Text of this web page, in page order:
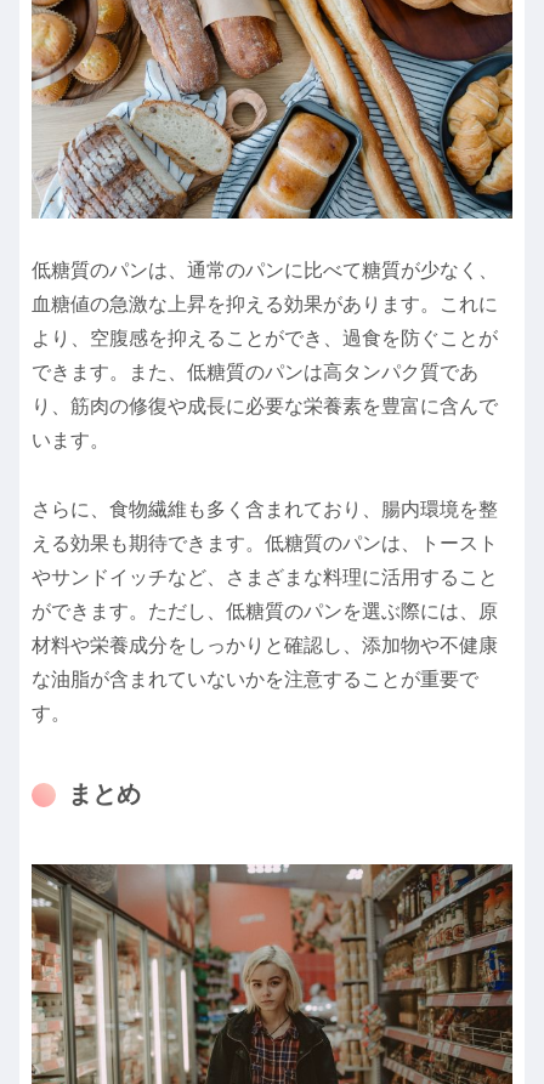
低糖質のパンは、通常のパンに比べて糖質が少なく、
血糖値の急激な上昇を抑える効果があります。これに
より、空腹感を抑えることができ、過食を防ぐことが
できます。また、低糖質のパンは高タンパク質であ
り、筋肉の修復や成長に必要な栄養素を豊富に含んで
います。
さらに、食物繊維も多く含まれており、腸内環境を整
える効果も期待できます。低糖質のパンは、トースト
やサンドイッチなど、さまざまな料理に活用すること
ができます。ただし、低糖質のパンを選ぶ際には、原
材料や栄養成分をしっかりと確認し、添加物や不健康
な油脂が含まれていないかを注意することが重要で
す。
まとめ